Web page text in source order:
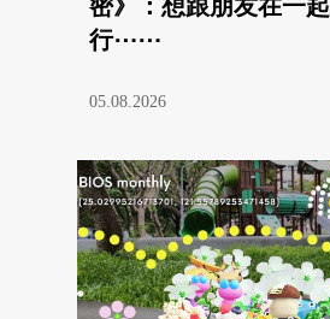
密》：想跟朋友在一
行⋯⋯
05.08.2026